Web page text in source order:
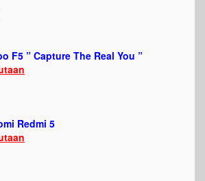
F5 ” Capture The Real You ”
Redmi 5